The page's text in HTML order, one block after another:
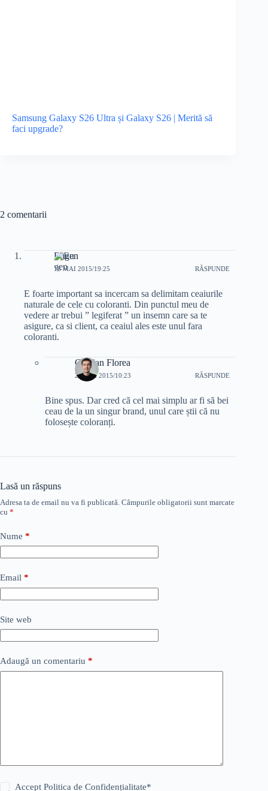
Samsung Galaxy S26 Ultra și Galaxy S26 | Merită să
faci upgrade?
2 comentarii
Eugen
16 MAI 2015/19:25 RĂSPUNDE
E foarte important sa incercam sa delimitam ceaiurile
naturale de cele cu coloranti. Din punctul meu de
vedere ar trebui ” legiferat ” un insemn care sa te
asigure, ca si client, ca ceaiul ales este unul fara
coloranti.
Cristian Florea
21 MAI 2015/10:23 RĂSPUNDE
Bine spus. Dar cred că cel mai simplu ar fi să bei
ceau de la un singur brand, unul care știi că nu
folosește coloranți.
Lasă un răspuns
Adresa ta de email nu va fi publicată. Câmpurile obligatorii sunt marcate
cu *
Nume *
Email *
Site web
Adaugă un comentariu *
AcceptPolitica de Confidențialitate*